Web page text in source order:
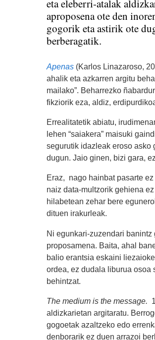
eta eleberri-atalak
aproposena ote den
gogorik eta astirik ote
berberagatik.
Apenas (Karlos Linazaroso,
ahalik eta azkarren argitu
mailako”. Beharrezko
fikziorik eza, aldiz,
Errealitatetik abiatu,
lehen “saiakera” maisuki
segurutik idazleak eroso asko
dugun. Jaio ginen, bizi gara,
Eraz, nago hainbat pasarte
naiz data-multzorik gehiena
hilabetean zehar bere
dituen irakurleak.
Ni egunkari-zuzendari
proposamena. Baita, ahal
balio erantsia eskaini
ordea, ez dudala liburua osoa
behintzat.
The medium is the message.
aldizkarietan argitaratu.
gogoetak azaltzeko edo
denborarik ez duen arrazoi